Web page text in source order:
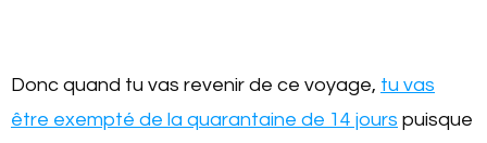
Donc quand tu vas revenir de ce voyage, tu vas
être exempté de la quarantaine de 14 jours puisque